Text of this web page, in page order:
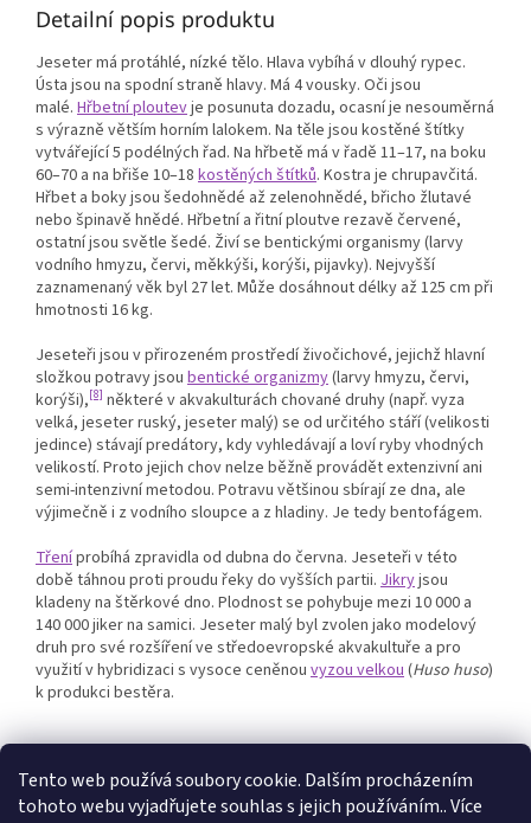
Tento web používá soubory cookie. Dalším procházením
tohoto webu vyjadřujete souhlas s jejich používáním.. Více
Detailní popis produktu
Jeseter má protáhlé, nízké tělo. Hlava vybíhá v dlouhý rypec.
Ústa jsou na spodní straně hlavy. Má 4 vousky. Oči jsou
malé. Hřbetní ploutevje posunuta dozadu, ocasní je nesouměrná
s výrazně větším horním lalokem. Na těle jsou kostěné štítky
vytvářející 5 podélných řad. Na hřbetě má v řadě 11–17, na boku
60–70 a na břiše 10–18 kostěných štítků. Kostra je chrupavčitá.
Hřbet a boky jsou šedohnědé až zelenohnědé, břicho žlutavé
nebo špinavě hnědé. Hřbetní a řitní ploutve rezavě červené,
ostatní jsou světle šedé. Živí se bentickými organismy (larvy
vodního hmyzu, červi, měkkýši, korýši, pijavky). Nejvyšší
zaznamenaný věk byl 27 let. Může dosáhnout délky až 125 cm při
hmotnosti 16 kg.
Jeseteři jsou v přirozeném prostředí živočichové, jejichž hlavní
složkou potravy jsou bentické organizmy(larvy hmyzu, červi,
korýši),[8] některé v akvakulturách chované druhy (např. vyza
velká, jeseter ruský, jeseter malý) se od určitého stáří (velikosti
jedince) stávají predátory, kdy vyhledávají a loví ryby vhodných
velikostí. Proto jejich chov nelze běžně provádět extenzivní ani
semi-intenzivní metodou. Potravu většinou sbírají ze dna, ale
výjimečně i z vodního sloupce a z hladiny. Je tedy bentofágem.
Třeníprobíhá zpravidla od dubna do června. Jeseteři v této
době táhnou proti proudu řeky do vyšších partii. Jikryjsou
kladeny na štěrkové dno. Plodnost se pohybuje mezi 10 000 a
140 000 jiker na samici. Jeseter malý byl zvolen jako modelový
druh pro své rozšíření ve středoevropské akvakultuře a pro
využití v hybridizaci s vysoce ceněnou vyzou velkou (Huso huso)
k produkci bestěra.